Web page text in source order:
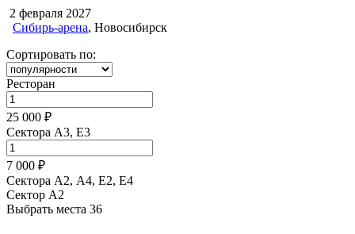
2 февраля 2027
Сибирь-арена, Новосибирск
Сортировать по:
Ресторан
25 000 ₽
Сектора A3, E3
7 000 ₽
Сектора А2, А4, Е2, Е4
Сектор A2
Выбрать места 36